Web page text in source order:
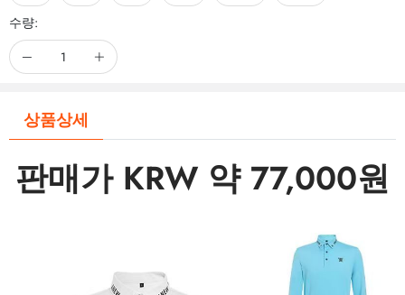
수량:
상품상세
판매가 KRW 약 77,000원